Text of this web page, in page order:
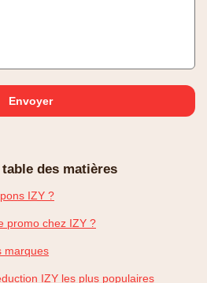
des matières
IZY ?
promo chez IZY ?
marques
IZY les plus populaires